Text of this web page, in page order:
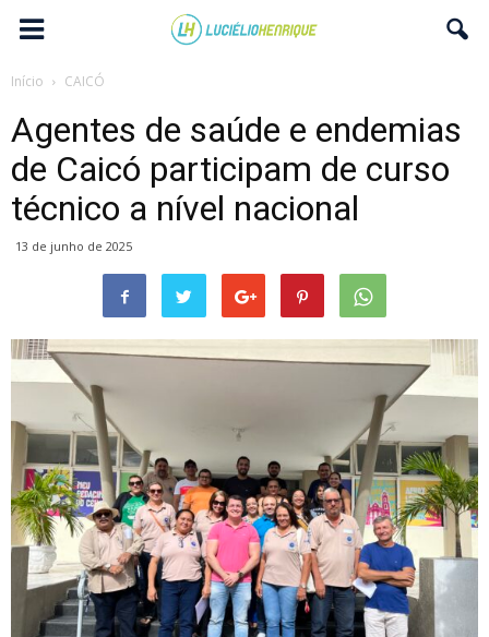
Início CAICÓ
Agentes de saúde e endemias
de Caicó participam de curso
técnico a nível nacional
13 de junho de 2025